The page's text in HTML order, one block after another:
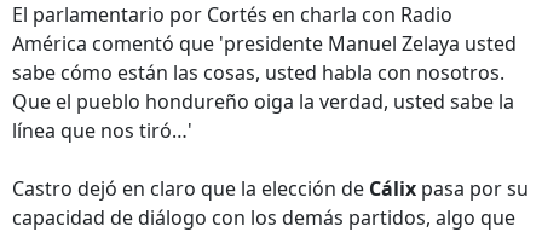
El parlamentario por Cortés en charla con Radio
América comentó que 'presidente Manuel Zelaya usted
sabe cómo están las cosas, usted habla con nosotros.
Que el pueblo hondureño oiga la verdad, usted sabe la
línea que nos tiró…'
Castro dejó en claro que la elección de Cálix pasa por su
capacidad de diálogo con los demás partidos, algo que